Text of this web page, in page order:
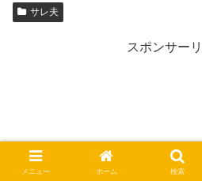
サレ夫
スポンサー
メニュー ホーム 検索